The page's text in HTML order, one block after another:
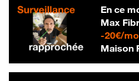
En ce
Max
-20€/
Maison